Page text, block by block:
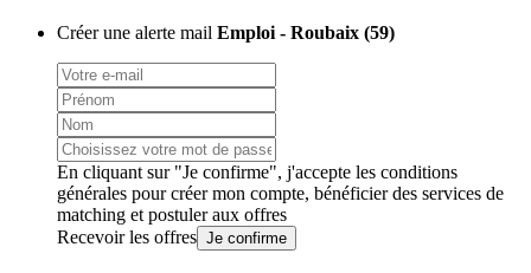
Créer une alerte mail Emploi - Roubaix (59)
En cliquant sur "Je confirme", j'accepte les conditions
générales pour créer mon compte, bénéficier des services de
matching et postuler aux offres
Recevoir les offres Je confirme